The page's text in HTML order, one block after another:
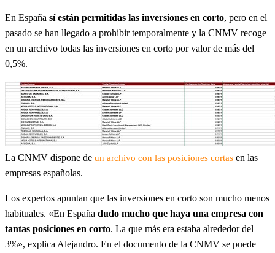
En España sí están permitidas las inversiones en corto, pero en el
pasado se han llegado a prohibir temporalmente y la CNMV recoge
en un archivo todas las inversiones en corto por valor de más del
0,5%.
La CNMV dispone de un archivo con las posiciones cortas en las
empresas españolas.
Los expertos apuntan que las inversiones en corto son mucho menos
habituales. «En España dudo mucho que haya una empresa con
tantas posiciones en corto. La que más era estaba alrededor del
3%», explica Alejandro. En el documento de la CNMV se puede